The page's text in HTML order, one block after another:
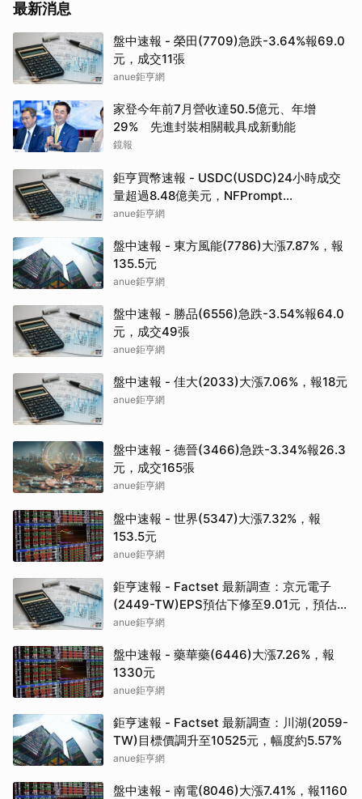
最新消息
盤中速報 - 榮田(7709)急跌-3.64%報69.0
元，成交11張
anue鉅亨網
家登今年前7月營收達50.5億元、年增
29% 先進封裝相關載具成新動能
鏡報
鉅亨買幣速報 - USDC(USDC)24小時成交
量超過8.48億美元，NFPrompt
Token(NFP)24小時漲幅達66.2%
anue鉅亨網
盤中速報 - 東方風能(7786)大漲7.87%，報
135.5元
anue鉅亨網
盤中速報 - 勝品(6556)急跌-3.54%報64.0
元，成交49張
anue鉅亨網
盤中速報 - 佳大(2033)大漲7.06%，報18元
anue鉅亨網
盤中速報 - 德晉(3466)急跌-3.34%報26.3
元，成交165張
anue鉅亨網
盤中速報 - 世界(5347)大漲7.32%，報
153.5元
anue鉅亨網
鉅亨速報 - Factset 最新調查：京元電子
(2449-TW)EPS預估下修至9.01元，預估
目標價為348元
anue鉅亨網
盤中速報 - 藥華藥(6446)大漲7.26%，報
1330元
anue鉅亨網
鉅亨速報 - Factset 最新調查：川湖(2059-
TW)目標價調升至10525元，幅度約5.57%
anue鉅亨網
盤中速報 - 南電(8046)大漲7.41%，報1160